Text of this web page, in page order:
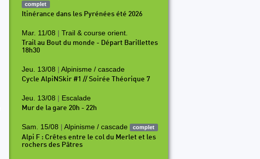
complet
Itinérance dans les Pyrénées été 2026
Mar. 11/08 | Trail & course orient.
Trail au Bout du monde - Départ Barillettes
18h30
Jeu. 13/08 | Alpinisme / cascade
Cycle AlpiNSkir #1 // Soirée Théorique 7
Jeu. 13/08 | Escalade
Mur de la gare 20h - 22h
Sam. 15/08 | Alpinisme / cascade complet
Alpi F : Crêtes entre le col du Merlet et les
rochers des Pâtres